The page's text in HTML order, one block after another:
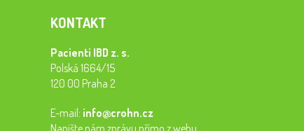
KONTAKT
Pacienti IBD z. s.
Polská 1664/15
120 00 Praha 2
E-mail: info@crohn.cz
Napište nám zprávu přímo z webu